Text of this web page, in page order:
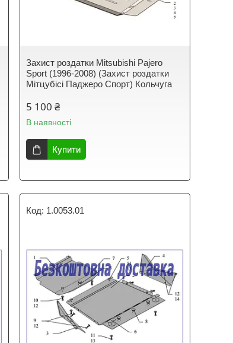
Захист роздатки Mitsubishi Pajero
Sport (1996-2008) (Захист роздатки
Мітцубісі Паджеро Спорт) Кольчуга
5 100 ₴
В наявності
Купити
1.0053.01